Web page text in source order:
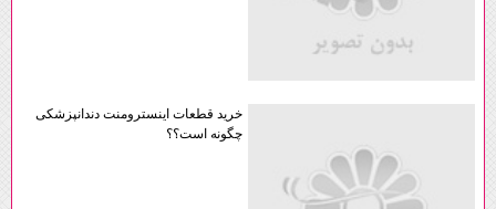
خرید قطعات اینسترومنت دندانپزشکی
چگونه است؟؟